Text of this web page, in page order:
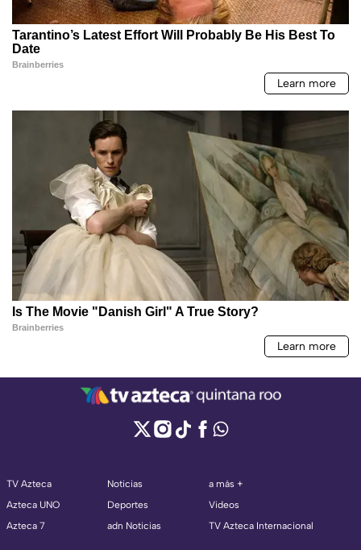
TV Azteca
Azteca UNO
Azteca 7
Noticias
Deportes
adn Noticias
a más +
Videos
TV Azteca Internacional